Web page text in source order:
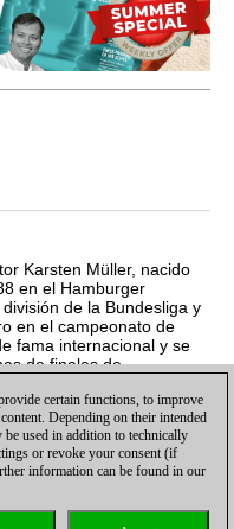
Karsten Müller, nacido
en el Hamburger
de la Bundesliga y
en el campeonato de
fama internacional y se
de finales de
certain functions, to improve
Depending on their intended
be used in addition to technically
or revoke your consent (if
information can be found in our